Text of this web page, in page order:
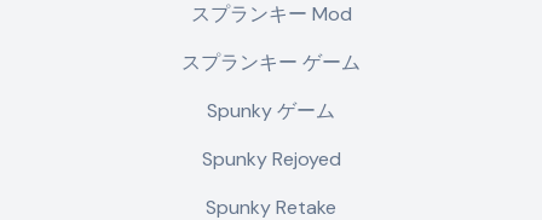
スプランキー Mod
スプランキー ゲーム
Spunky ゲーム
Spunky Rejoyed
Spunky Retake